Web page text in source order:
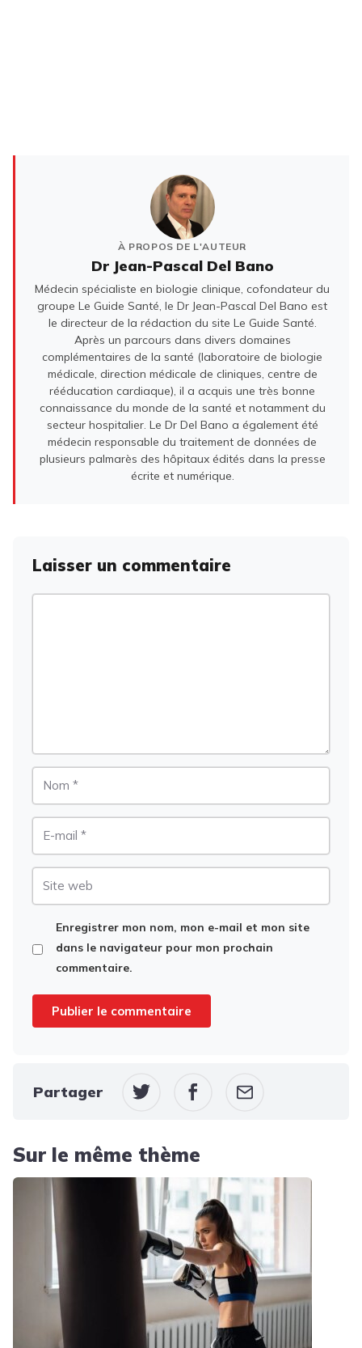
À PROPOS DE L'AUTEUR
Dr Jean-Pascal Del Bano
Médecin spécialiste en biologie clinique, cofondateur du
groupe Le Guide Santé, le Dr Jean-Pascal Del Bano est
le directeur de la rédaction du site Le Guide Santé.
Après un parcours dans divers domaines
complémentaires de la santé (laboratoire de biologie
médicale, direction médicale de cliniques, centre de
rééducation cardiaque), il a acquis une très bonne
connaissance du monde de la santé et notamment du
secteur hospitalier. Le Dr Del Bano a également été
médecin responsable du traitement de données de
plusieurs palmarès des hôpitaux édités dans la presse
écrite et numérique.
Laisser un commentaire
Enregistrer mon nom, mon e-mail et mon site
dans le navigateur pour mon prochain
commentaire.
Partager
Sur le même thème